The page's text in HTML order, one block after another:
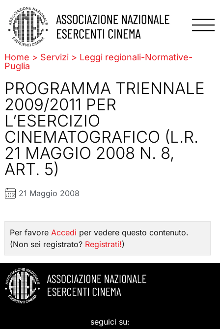
Home > Servizi> Leggi regionali-Normative-
Puglia
PROGRAMMA TRIENNALE
2009/2011 PER
L’ESERCIZIO
CINEMATOGRAFICO (L.R.
21 MAGGIO 2008 N. 8,
ART. 5)
21 Maggio 2008
Per favore Accedi per vedere questo contenuto.
(Non sei registrato? Registrati!)
seguici su: